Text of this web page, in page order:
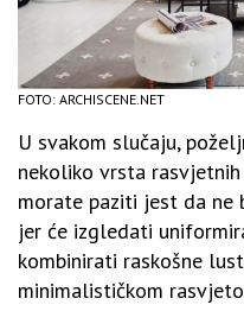
FOTO: ARCHISCENE.NET
U svakom slučaju,
nekoliko vrsta
morate paziti jest da
jer će izgledati
kombinirati raskošne
minimalističkom